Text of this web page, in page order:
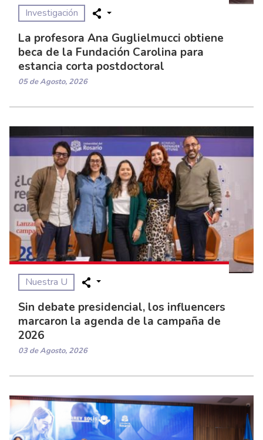
Investigación
La profesora Ana Guglielmucci obtiene
beca de la Fundación Carolina para
estancia corta postdoctoral
05 de Agosto, 2026
Nuestra U
Sin debate presidencial, los influencers
marcaron la agenda de la campaña de
2026
03 de Agosto, 2026